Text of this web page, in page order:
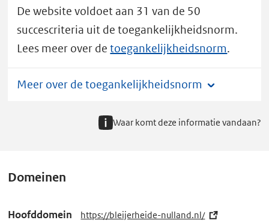
De website voldoet aan 31 van de 50
succescriteria uit de toegankelijkheidsnorm.
Lees meer over detoegankelijkheidsnorm.
Meer over de toegankelijkheidsnorm
Waar komt deze informatie vandaan?
Domeinen
Hoofddomein https://bleijerheide-nulland.nl/ (e